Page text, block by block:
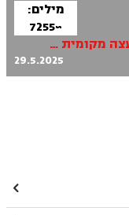
מילים:
~7255
10. ת"א 33600-06-17 פלוני ואח' נ' מועצה מקומית [ ] ואח'
29.5.2025
